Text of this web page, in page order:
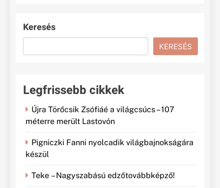
Keresés
KERESÉS
Legfrissebb cikkek
Újra Törőcsik Zsófiáé a világcsúcs – 107
méterre merült Lastovón
Pigniczki Fanni nyolcadik világbajnokságára
készül
Teke – Nagyszabású edzőtovábbképző!